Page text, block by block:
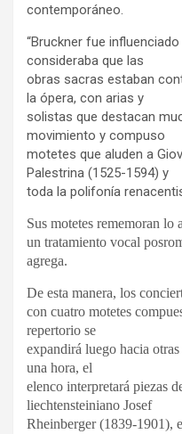
contemporáneo.
“Bruckner fue
consideraba que las
obras sacras estaban
la ópera, con arias y
solistas que destacan
movimiento y compuso
motetes que aluden a
Palestrina (1525-1594) y
toda la polifonía
Sus motetes rememoran lo
un tratamiento vocal
agrega.
De esta manera, los
con cuatro motetes
repertorio se
expandirá luego hacia
una hora, el
elenco interpretará piezas
liechtensteiniano Josef
Rheinberger (1839-1901),